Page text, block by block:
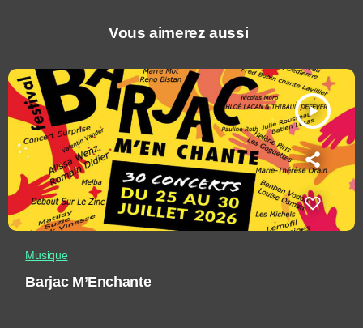
Vous aimerez aussi
play_arrow
Musique
Barjac M’Enchante